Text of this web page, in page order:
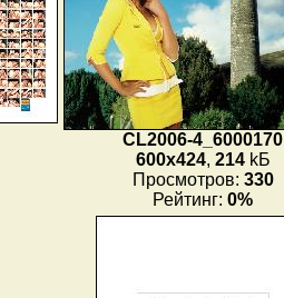
CL2006-4_6000170
600x424, 214kБ
Просмотров: 330
Рейтинг: 0%